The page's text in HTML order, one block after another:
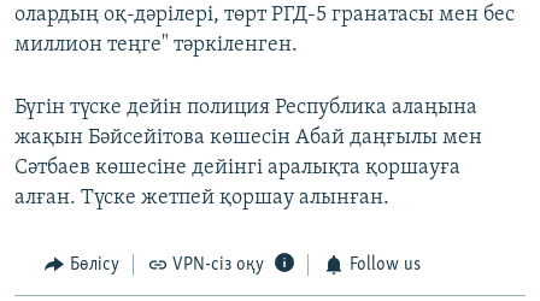
олардың оқ-дәрілері, төрт РГД-5 гранатасы мен бес
миллион теңге" тәркіленген.
Бүгін түске дейін полиция Республика алаңына
жақын Бәйсейітова көшесін Абай даңғылы мен
Сәтбаев көшесіне дейінгі аралықта қоршауға
алған. Түске жетпей қоршау алынған.
Бөлісу VPN-сіз оқу Follow us